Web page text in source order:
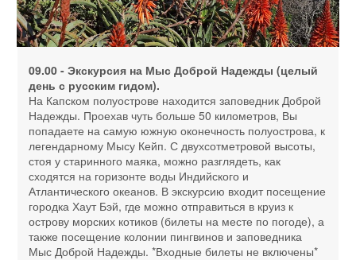
09.00 - Экскурсия на Мыс Доброй Надежды (целый
день с русским гидом).
На Капском полуострове находится заповедник Доброй
Надежды. Проехав чуть больше 50 километров, Вы
попадаете на самую южную оконечность полуострова, к
легендарному Мысу Кейп. С двухсотметровой высоты,
стоя у старинного маяка, можно разглядеть, как
сходятся на горизонте воды Индийского и
Атлантического океанов. В экскурсию входит посещение
городка Хаут Бэй, где можно отправиться в круиз к
острову морских котиков (билеты на месте по погоде), а
также посещение колонии пингвинов и заповедника
Мыс Доброй Надежды. *Входные билеты не включены*